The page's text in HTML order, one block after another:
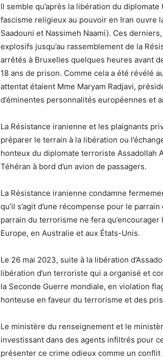
Il semble qu’après la libération du
fascisme religieux au pouvoir en Iran ouvre
Saadouni et Nassimeh Naami). Ces
explosifs jusqu’au rassemblement de la
arrêtés à Bruxelles quelques heures avant
18 ans de prison. Comme cela a été révélé
attentat étaient Mme Maryam Radjavi,
d’éminentes personnalités européennes et
La Résistance iranienne et les plaignants
préparer le terrain à la libération ou
honteux du diplomate terroriste Assadollah
Téhéran à bord d’un avion de passagers.
La Résistance iranienne condamne
qu’il s’agit d’une récompense pour le
parrain du terrorisme ne fera
Europe, en Australie et aux États-Unis.
Le 26 mai 2023, suite à la libération
libération d’un terroriste qui a organisé et
la Seconde Guerre mondiale, en violation
honteuse en faveur du terrorisme et des
Le ministère du renseignement et le
investissant dans des agents infiltrés pour
présenter ce crime odieux comme un conflit